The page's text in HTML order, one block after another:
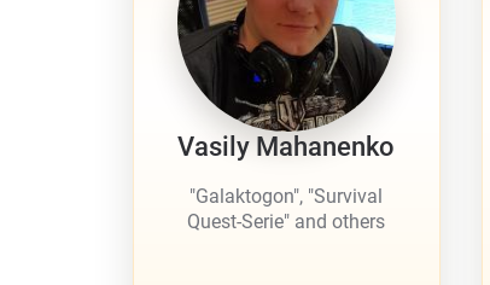
Vasily Mahanenko
"Galaktogon", "Survival
Quest-Serie" and others